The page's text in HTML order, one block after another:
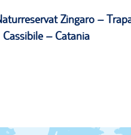
Zingaro –
Cassibile– Catania